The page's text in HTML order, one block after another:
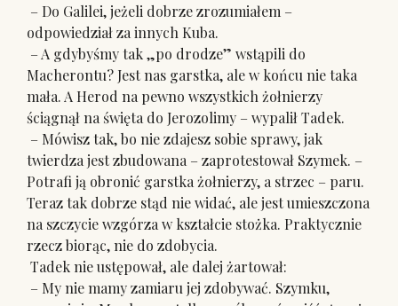
– Do Galilei, jeżeli dobrze zrozumiałem –
odpowiedział za innych Kuba.
– A gdybyśmy tak „po drodze” wstąpili do
Macherontu? Jest nas garstka, ale w końcu nie taka
mała. A Herod na pewno wszystkich żołnierzy
ściągnął na święta do Jerozolimy – wypalił Tadek.
– Mówisz tak, bo nie zdajesz sobie sprawy, jak
twierdza jest zbudowana – zaprotestował Szymek. –
Potrafi ją obronić garstka żołnierzy, a strzec – paru.
Teraz tak dobrze stąd nie widać, ale jest umieszczona
na szczycie wzgórza w kształcie stożka. Praktycznie
rzecz biorąc, nie do zdobycia.
Tadek nie ustępował, ale dalej żartował:
– My nie mamy zamiaru jej zdobywać. Szymku,